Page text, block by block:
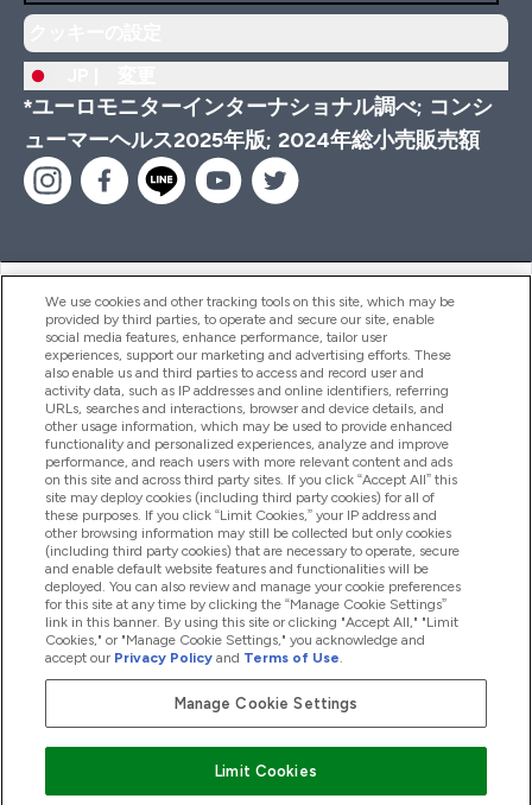
*ユーロモニターインターナショナル調べ; コンシ
ューマーヘルス2025年版; 2024年総小売販売額
ヘルプ＆ガイド
商品について
会社概要
特典＆ポイント
2026 The Hut.com Ltd
Pay with
We use cookies and other tracking tools on this site, which may be
provided by third parties, to operate and secure our site, enable
social media features, enhance performance, tailor user
experiences, support our marketing and advertising efforts. These
also enable us and third parties to access and record user and
activity data, such as IP addresses and online identifiers, referring
URLs, searches and interactions, browser and device details, and
other usage information, which may be used to provide enhanced
functionality and personalized experiences, analyze and improve
performance, and reach users with more relevant content and ads
on this site and across third party sites. If you click “Accept All” this
site may deploy cookies (including third party cookies) for all of
these purposes. If you click “Limit Cookies,” your IP address and
other browsing information may still be collected but only cookies
(including third party cookies) that are necessary to operate, secure
and enable default website features and functionalities will be
deployed. You can also review and manage your cookie preferences
for this site at any time by clicking the “Manage Cookie Settings”
link in this banner. By using this site or clicking "Accept All," "Limit
Cookies," or "Manage Cookie Settings," you acknowledge and
accept our Privacy Policy and Terms of Use.
Manage Cookie Settings
Limit Cookies